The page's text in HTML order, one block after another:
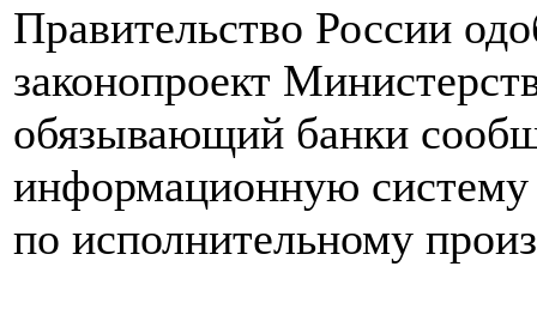
Правительство России
законопроект
обязывающий банки
информационную
по исполнительному